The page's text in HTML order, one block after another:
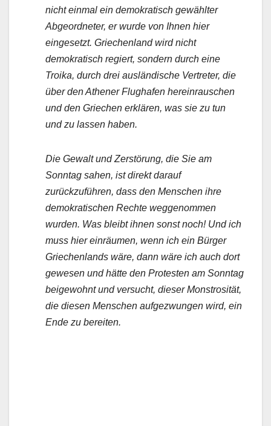
nicht einmal ein demokratisch gewählter
Abgeordneter, er wurde von Ihnen hier
eingesetzt. Griechenland wird nicht
demokratisch regiert, sondern durch eine
Troika, durch drei ausländische Vertreter, die
über den Athener Flughafen hereinrauschen
und den Griechen erklären, was sie zu tun
und zu lassen haben.
Die Gewalt und Zerstörung, die Sie am
Sonntag sahen, ist direkt darauf
zurückzuführen, dass den Menschen ihre
demokratischen Rechte weggenommen
wurden. Was bleibt ihnen sonst noch! Und ich
muss hier einräumen, wenn ich ein Bürger
Griechenlands wäre, dann wäre ich auch dort
gewesen und hätte den Protesten am Sonntag
beigewohnt und versucht, dieser Monstrosität,
die diesen Menschen aufgezwungen wird, ein
Ende zu bereiten.